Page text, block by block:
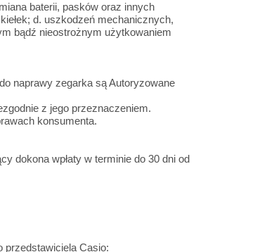
baterii, pasków oraz innych
d. uszkodzeń mechanicznych,
bądź nieostrożnym użytkowaniem
naprawy zegarka są Autoryzowane
z jego przeznaczeniem.
konsumenta.
dokona wpłaty w terminie do 30 dni od
przedstawiciela Casio: